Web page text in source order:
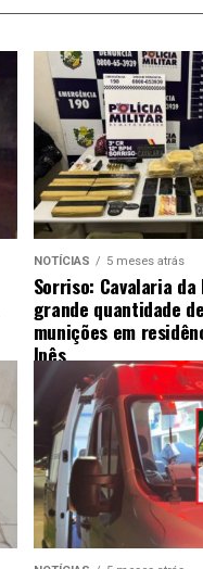
NOTÍCIAS 5 meses atrás
Sorriso: Cavalaria da
grande quantidade
munições em
Ipês